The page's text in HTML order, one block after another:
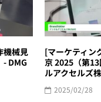
機械見
- DMG
[マーケティン
京 2025（第
ルアクセルズ
2025/02/28